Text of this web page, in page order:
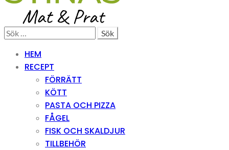
Search
Sök
efter:
HEM
RECEPT
FÖRRÄTT
KÖTT
PASTA OCH PIZZA
FÅGEL
FISK OCH SKALDJUR
TILLBEHÖR